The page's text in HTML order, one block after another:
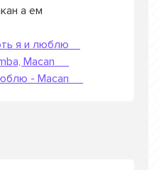
а ем
я и люблю
Macan
- Macan